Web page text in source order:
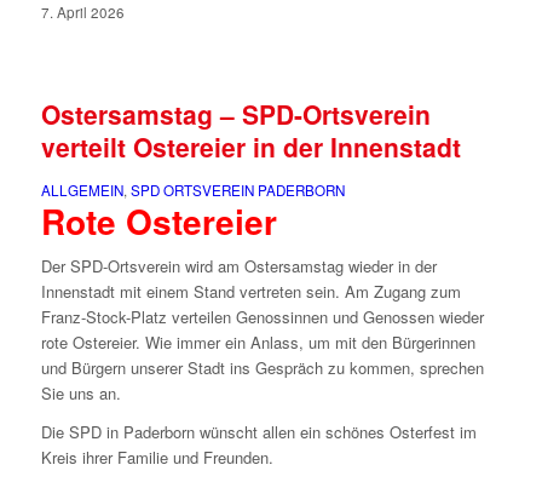
7. April 2026
Ostersamstag – SPD-Ortsverein
verteilt Ostereier in der Innenstadt
ALLGEMEIN, SPD ORTSVEREIN PADERBORN
Rote Ostereier
Der SPD-Ortsverein wird am Ostersamstag wieder in der
Innenstadt mit einem Stand vertreten sein. Am Zugang zum
Franz-Stock-Platz verteilen Genossinnen und Genossen wieder
rote Ostereier. Wie immer ein Anlass, um mit den Bürgerinnen
und Bürgern unserer Stadt ins Gespräch zu kommen, sprechen
Sie uns an.
Die SPD in Paderborn wünscht allen ein schönes Osterfest im
Kreis ihrer Familie und Freunden.